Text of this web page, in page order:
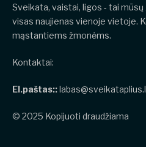
Sveikata, vaistai, ligos - tai
visas naujienas vienoje vietoje.
mąstantiems žmonėms.
Kontaktai:
El.paštas::
© 2025 Kopijuoti draudžiama